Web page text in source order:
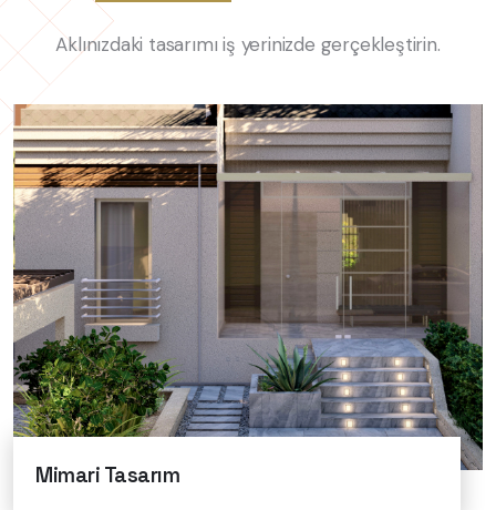
Aklınızdaki tasarımıiş yerinizde gerçekleştirin.
Mimari Tasarım